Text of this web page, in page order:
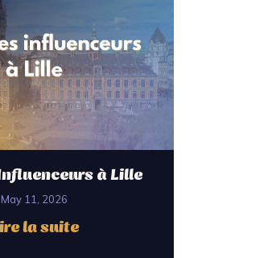
à Lille
May 11, 2026
la suite